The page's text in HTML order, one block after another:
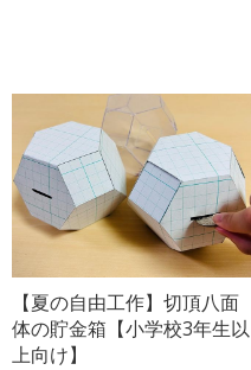
【夏の自由工作】切頂八面
体の貯金箱【小学校3年生以
上向け】